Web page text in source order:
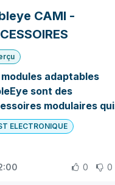
CAMI -
modules adaptables
sont des
modulaires qui
de connecter
une grande
au système de
ELECTRONIQUE
0 0